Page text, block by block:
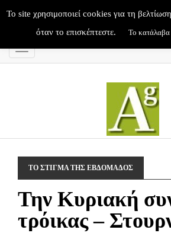
Menu
ΤΟ ΣΤΙΓΜΑ ΤΗΣ ΕΒΔΟΜΑΔΟΣ
Την Κυριακή
τρόικας –
To site χρησιμοποιεί cookies για τη
όταν το επισκέπτεστε.
Το κατάλαβα